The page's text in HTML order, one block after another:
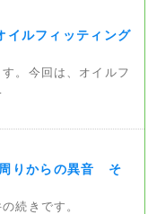
イルフィッティング
。今回は、オイルフ
りからの異音 そ
続きです。